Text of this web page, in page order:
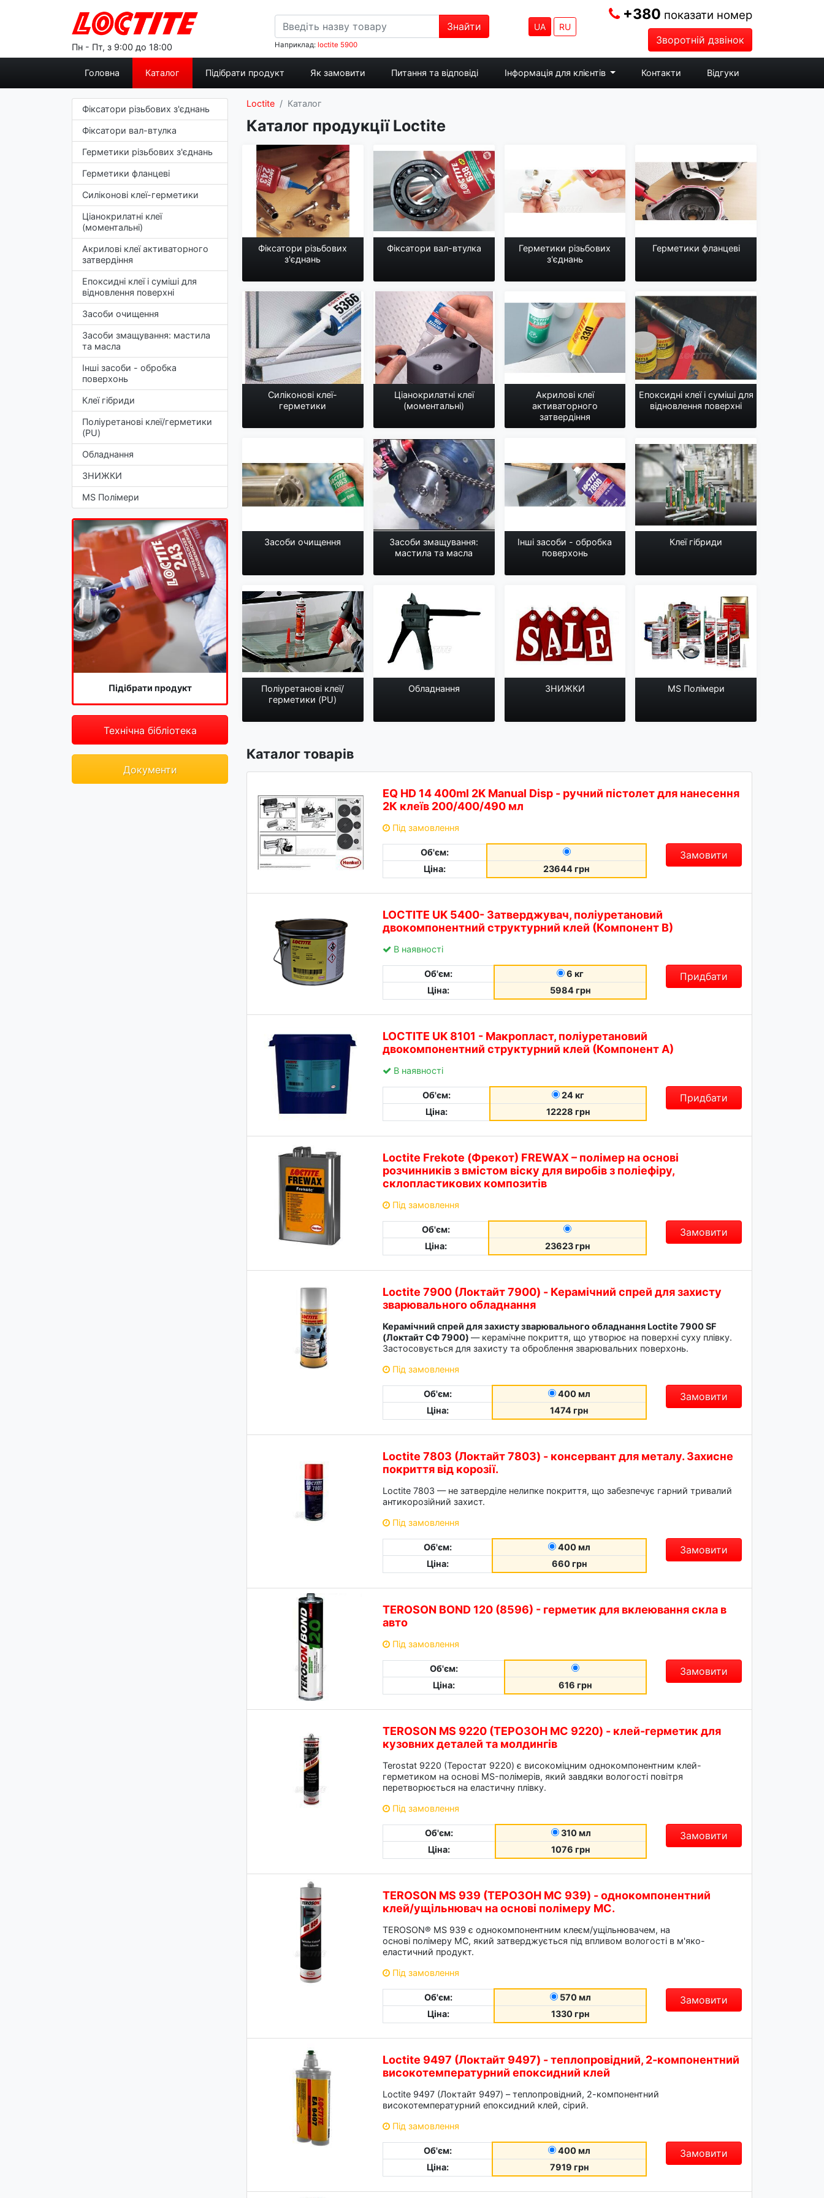
Пн - Пт, з 9:00 до 18:00
Знайти
Наприклад: loctite 5900
UA RU
+380 показати номер
Зворотній дзвінок
Головна Каталог Підібрати продукт Як замовити Питання та відповіді Інформація для клієнтів Контакти Відгуки
Фіксатори різьбових з'єднань
Фіксатори вал-втулка
Герметики різьбових з'єднань
Герметики фланцеві
Силіконові клеї-герметики
Ціанокрилатні клеї
(моментальні)
Акрилові клеї активаторного
затвердіння
Епоксидні клеї і суміші для
відновлення поверхні
Засоби очищення
Засоби змащування: мастила
та масла
Інші засоби - обробка
поверхонь
Клеї гібриди
Поліуретанові клеї/герметики
(PU)
Обладнання
ЗНИЖКИ
MS Полімери
Підібрати продукт
Технічна бібліотека
Документи
Loctite Каталог
Каталог продукції Loctite
Фіксатори різьбових
з'єднань
Фіксатори вал-втулка
Герметики різьбових
з'єднань
Герметики фланцеві
Силіконові клеї-
герметики
Ціанокрилатні клеї
(моментальні)
Акрилові клеї
активаторного
затвердіння
Епоксидні клеї і суміші для
відновлення поверхні
Засоби очищення
Засоби змащування:
мастила та масла
Інші засоби - обробка
поверхонь
Клеї гібриди
Поліуретанові клеї/
герметики (PU)
Обладнання ЗНИЖКИ MS Полімери
Каталог товарів
EQ HD 14 400ml 2K Manual Disp - ручний пістолет для нанесення
2К клеїв 200/400/490 мл
Під замовлення
Об'єм:
Ціна:
23644 грн
Замовити
LOCTITE UK 5400- Затверджувач, поліуретановий
двокомпонентний структурний клей (Компонент В)
В наявності
Об'єм:
6 кг
Ціна:
5984 грн
Придбати
LOCTITE UK 8101 - Макропласт, поліуретановий
двокомпонентний структурний клей (Компонент А)
В наявності
Об'єм:
24 кг
Ціна:
12228 грн
Придбати
Loctite Frekote (Фрекот) FREWAX – полімер на основі
розчинників з вмістом віску для виробів з поліефіру,
склопластикових композитів
Під замовлення
Об'єм:
Ціна:
23623 грн
Замовити
Loctite 7900 (Локтайт 7900) - Керамічний спрей для захисту
зварювального обладнання
Керамічний спрей для захисту зварювального обладнання Loctite 7900 SF
(Локтайт СФ 7900)— керамічне покриття, що утворює на поверхні суху плівку.
Застосовується для захисту та оброблення зварювальних поверхонь.
Під замовлення
Об'єм:
400 мл
Ціна:
1474 грн
Замовити
Loctite 7803 (Локтайт 7803) - консервант для металу. Захисне
покриття від корозії.
Loctite 7803 — не затверділе нелипке покриття, що забезпечує гарний тривалий
антикорозійний захист.
Під замовлення
Об'єм:
400 мл
Ціна:
660 грн
Замовити
TEROSON BOND 120 (8596) - герметик для вклеювання скла в
авто
Під замовлення
Об'єм:
Ціна:
616 грн
Замовити
TEROSON MS 9220 (ТЕРОЗОН МС 9220) - клей-герметик для
кузовних деталей та молдингів
Terostat 9220 (Теростат 9220) є високоміцним однокомпонентним клей-
герметиком на основі MS-полімерів, який завдяки вологості повітря
перетворюється на еластичну плівку.
Під замовлення
Об'єм:
310 мл
Ціна:
1076 грн
Замовити
TEROSON MS 939 (ТЕРОЗОН МС 939) - однокомпонентний
клей/ущільнювач на основі полімеру МС.
TEROSON® MS 939 є однокомпонентним клеєм/ущільнювачем, на
основі полімеру МС, який затверджується під впливом вологості в м'яко-
еластичний продукт.
Під замовлення
Об'єм:
570 мл
Ціна:
1330 грн
Замовити
Loctite 9497 (Локтайт 9497) - теплопровідний, 2-компонентний
високотемпературний епоксидний клей
Loctite 9497 (Локтайт 9497) – теплопровідний, 2-компонентний
високотемпературний епоксидний клей, сірий.
Під замовлення
Об'єм:
400 мл
Ціна:
7919 грн
Замовити